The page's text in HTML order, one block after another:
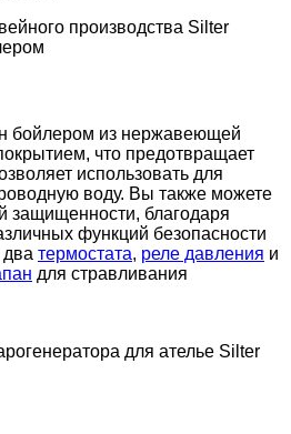
бойлером из нержавеющей
что предотвращает
использовать для
воду. Вы также можете
защищенности, благодаря
функций безопасности
термостата, реле давления и
для стравливания